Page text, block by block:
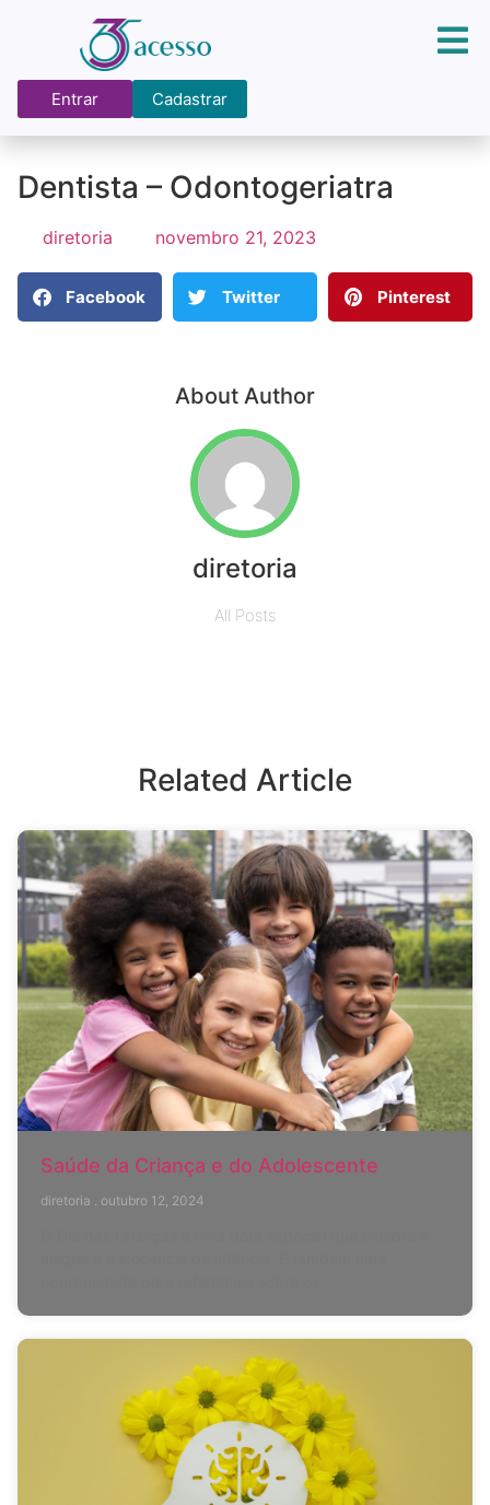
Entrar Cadastrar
About Author
diretoria
All Posts
Dentista – Odontogeriatra
diretoria novembro 21, 2023
Facebook Twitter Pinterest
Related Article
Saúde da Criança e do Adolescente
diretoria outubro 12, 2024